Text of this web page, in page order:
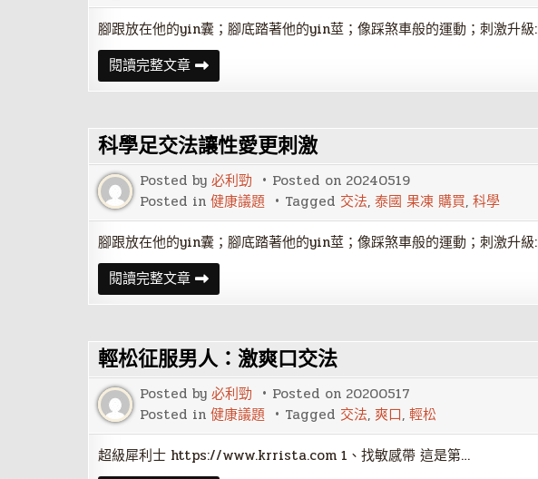
腳跟放在他的yin囊；腳底踏著他的yin莖；像踩煞車般的運動；刺激升
閱讀完整文章科
學
足
讓
性
愛
更
刺
激
科學足交法讓性愛更刺激
Posted by 必利勁 Posted on 20240519
Posted in 健康議題 Tagged 交法, 泰國 果凍 購買, 科學
腳跟放在他的yin囊；腳底踏著他的yin莖；像踩煞車般的運動；刺激升
閱讀完整文章科
學
足
讓
性
愛
更
刺
激
輕松征服男人：激爽口交法
Posted by 必利勁 Posted on 20200517
Posted in 健康議題 Tagged 交法, 爽口, 輕松
超級犀利士 https://www.krrista.com 1、找敏感帶 這是第…